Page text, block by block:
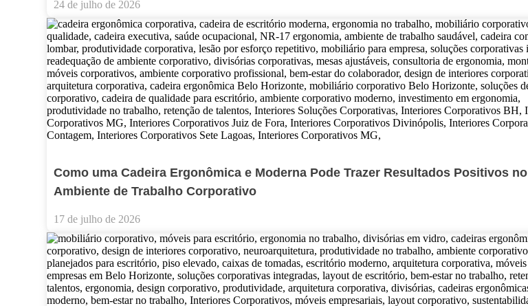
24 de julho de 2026
Como uma Cadeira Ergonômica e Moderna Pode Trazer Resultados Positivos no
Ambiente de Trabalho Corporativo
17 de julho de 2026